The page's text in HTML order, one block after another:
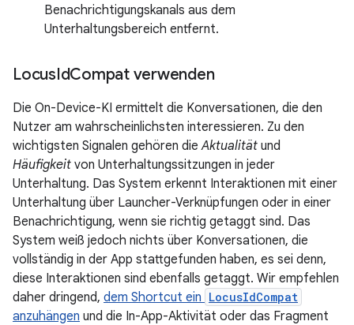
Benachrichtigungskanals aus dem
Unterhaltungsbereich entfernt.
LocusIdCompat verwenden
Die On-Device-KI ermittelt die Konversationen, die den
Nutzer am wahrscheinlichsten interessieren. Zu den
wichtigsten Signalen gehören dieAktualität und
Häufigkeit von Unterhaltungssitzungen in jeder
Unterhaltung. Das System erkennt Interaktionen mit einer
Unterhaltung über Launcher-Verknüpfungen oder in einer
Benachrichtigung, wenn sie richtig getaggt sind. Das
System weiß jedoch nichts über Konversationen, die
vollständig in der App stattgefunden haben, es sei denn,
diese Interaktionen sind ebenfalls getaggt. Wir empfehlen
daher dringend, dem Shortcut ein LocusIdCompat
anzuhängen und die In-App-Aktivität oder das Fragment